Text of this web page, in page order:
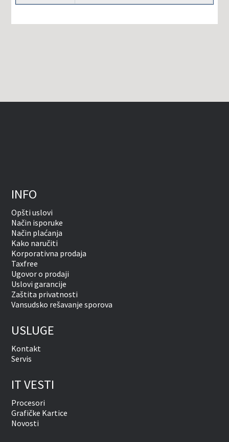
INFO
Opšti uslovi
Način isporuke
Način plaćanja
Kako naručiti
Korporativna prodaja
Taxfree
Ugovor o prodaji
Uslovi garancije
Zaštita privatnosti
Vansudsko rešavanje sporova
USLUGE
Kontakt
Servis
IT VESTI
Procesori
Grafičke Kartice
Novosti